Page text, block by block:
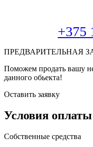
+375
ПРЕДВАРИТЕЛЬНАЯ
Поможем продать вашу
данного обьекта!
Оставить заявку
Условия оплаты
Собственные средства